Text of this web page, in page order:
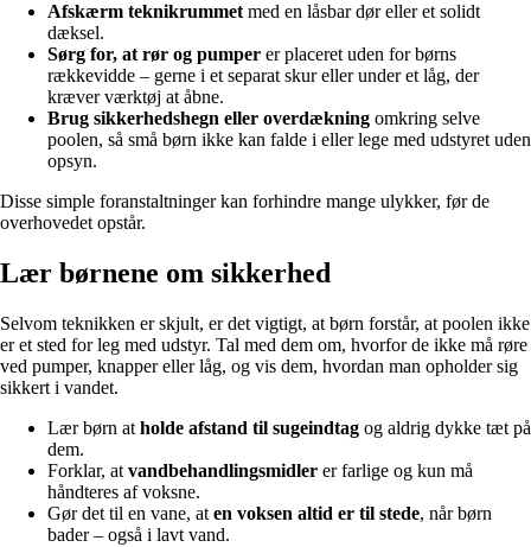
Afskærm teknikrummet med en låsbar dør eller et solidt
dæksel.
Sørg for, at rør og pumper er placeret uden for børns
rækkevidde – gerne i et separat skur eller under et låg, der
kræver værktøj at åbne.
Brug sikkerhedshegn eller overdækning omkring selve
poolen, så små børn ikke kan falde i eller lege med udstyret uden
opsyn.
Disse simple foranstaltninger kan forhindre mange ulykker, før de
overhovedet opstår.
Lær børnene om sikkerhed
Selvom teknikken er skjult, er det vigtigt, at børn forstår, at poolen ikke
er et sted for leg med udstyr. Tal med dem om, hvorfor de ikke må røre
ved pumper, knapper eller låg, og vis dem, hvordan man opholder sig
sikkert i vandet.
Lær børn at holde afstand til sugeindtag og aldrig dykke tæt på
dem.
Forklar, at vandbehandlingsmidler er farlige og kun må
håndteres af voksne.
Gør det til en vane, at en voksen altid er til stede, når børn
bader – også i lavt vand.